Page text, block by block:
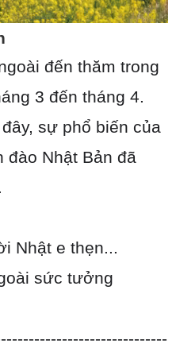
đến thăm trong
3 đến tháng 4.
sự phổ biến của
đào Nhật Bản đã
Nhật e thẹn...
sức tưởng